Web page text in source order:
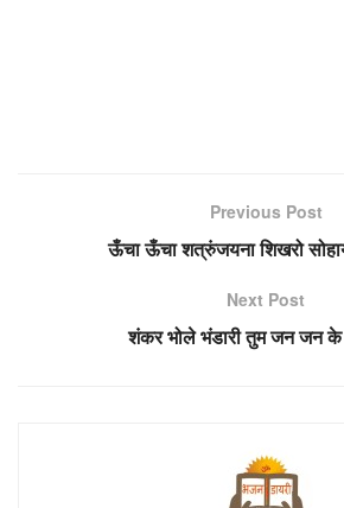
Previous Post
ऊँचा ऊँचा शत्रुंजयना शिखरो
Next Post
शंकर भोले भंडारी तुम जन जन के